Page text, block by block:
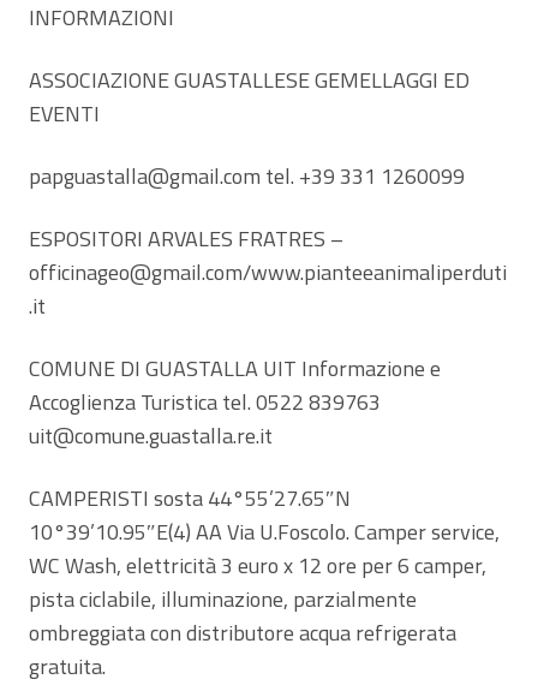
INFORMAZIONI
ASSOCIAZIONE GUASTALLESE GEMELLAGGI ED
EVENTI
papguastalla@gmail.com tel. +39 331 1260099
ESPOSITORI ARVALES FRATRES –
officinageo@gmail.com/www.pianteeanimaliperduti
.it
COMUNE DI GUASTALLA UIT Informazione e
Accoglienza Turistica tel. 0522 839763
uit@comune.guastalla.re.it
CAMPERISTI sosta 44°55’27.65″N
10°39’10.95″E(4) AA Via U.Foscolo. Camper service,
WC Wash, elettricità 3 euro x 12 ore per 6 camper,
pista ciclabile, illuminazione, parzialmente
ombreggiata con distributore acqua refrigerata
gratuita.